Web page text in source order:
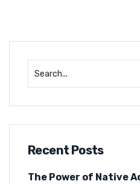
Recent Posts
The Power of Native